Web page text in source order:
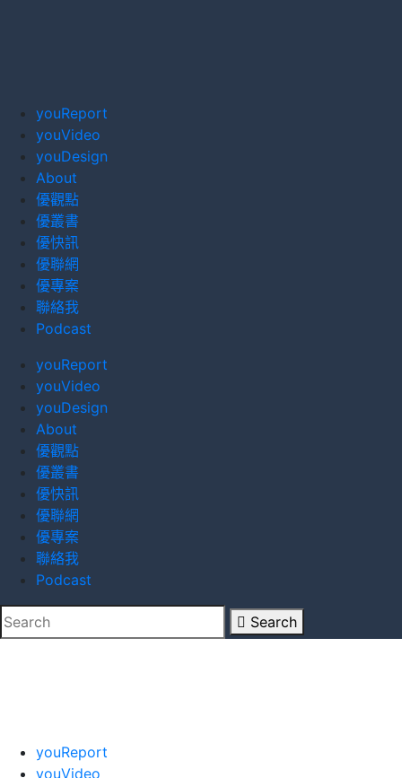
youReport
youVideo
youDesign
About
優觀點
優叢書
優快訊
優聯網
優專案
聯絡我
Podcast
youReport
youVideo
youDesign
About
優觀點
優叢書
優快訊
優聯網
優專案
聯絡我
Podcast
Search
youReport
youVideo